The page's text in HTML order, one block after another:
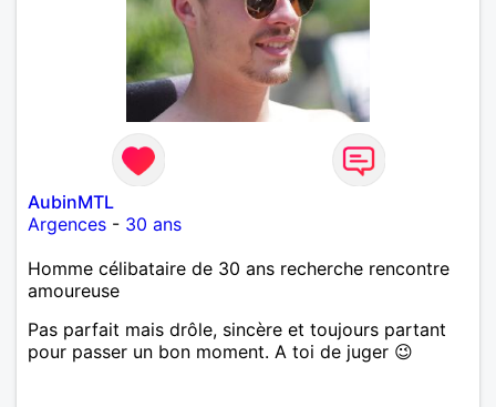
AubinMTL
Argences - 30 ans
Homme célibataire de 30 ans recherche rencontre
amoureuse
Pas parfait mais drôle, sincère et toujours partant
pour passer un bon moment. A toi de juger 😉